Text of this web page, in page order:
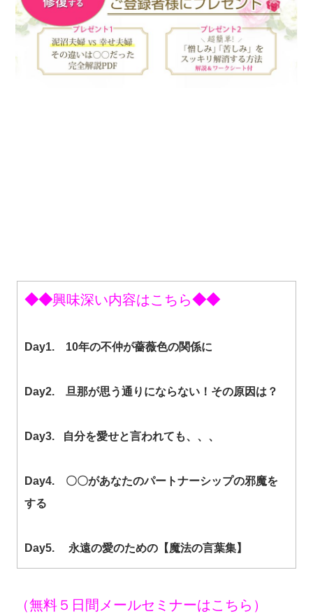
◆◆興味深い内容はこちら◆◆
Day1. 10年の不仲が薔薇色の関係に
Day2. 旦那が思う通りにならない！その原因は？
Day3. 自分を愛せと言われても、、、
Day4. 〇〇があなたのパートナーシップの邪魔を
する
Day5. 永遠の愛のための【魔法の言葉集】
（無料５日間メールセミナーはこちら）